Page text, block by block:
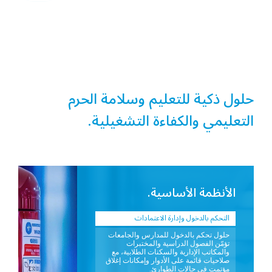
حلول ذكية للتعليم وسلامة الحرم
التعليمي والكفاءة التشغيلية.
الأنظمة الأساسية.
التحكم بالدخول وإدارة الاعتمادات
حلول تحكم بالدخول للمدارس والجامعات
تؤمّن الفصول الدراسية والمختبرات
والمكاتب الإدارية والسكنات الطلابية، مع
صلاحيات قائمة على الأدوار وإمكانات إغلاق
مؤتمت في حالات الطوارئ.